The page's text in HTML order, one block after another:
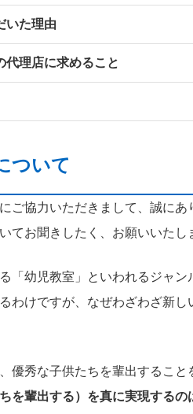
いた理由
代理店に求めること
ついて
ご協力いただきまして、誠に
てお聞きしたく、お願いいたし
「幼児教室」といわれるジャン
わけですが、なぜわざわざ新
優秀な子供たちを輩出するこ
を輩出する）を真に実現する